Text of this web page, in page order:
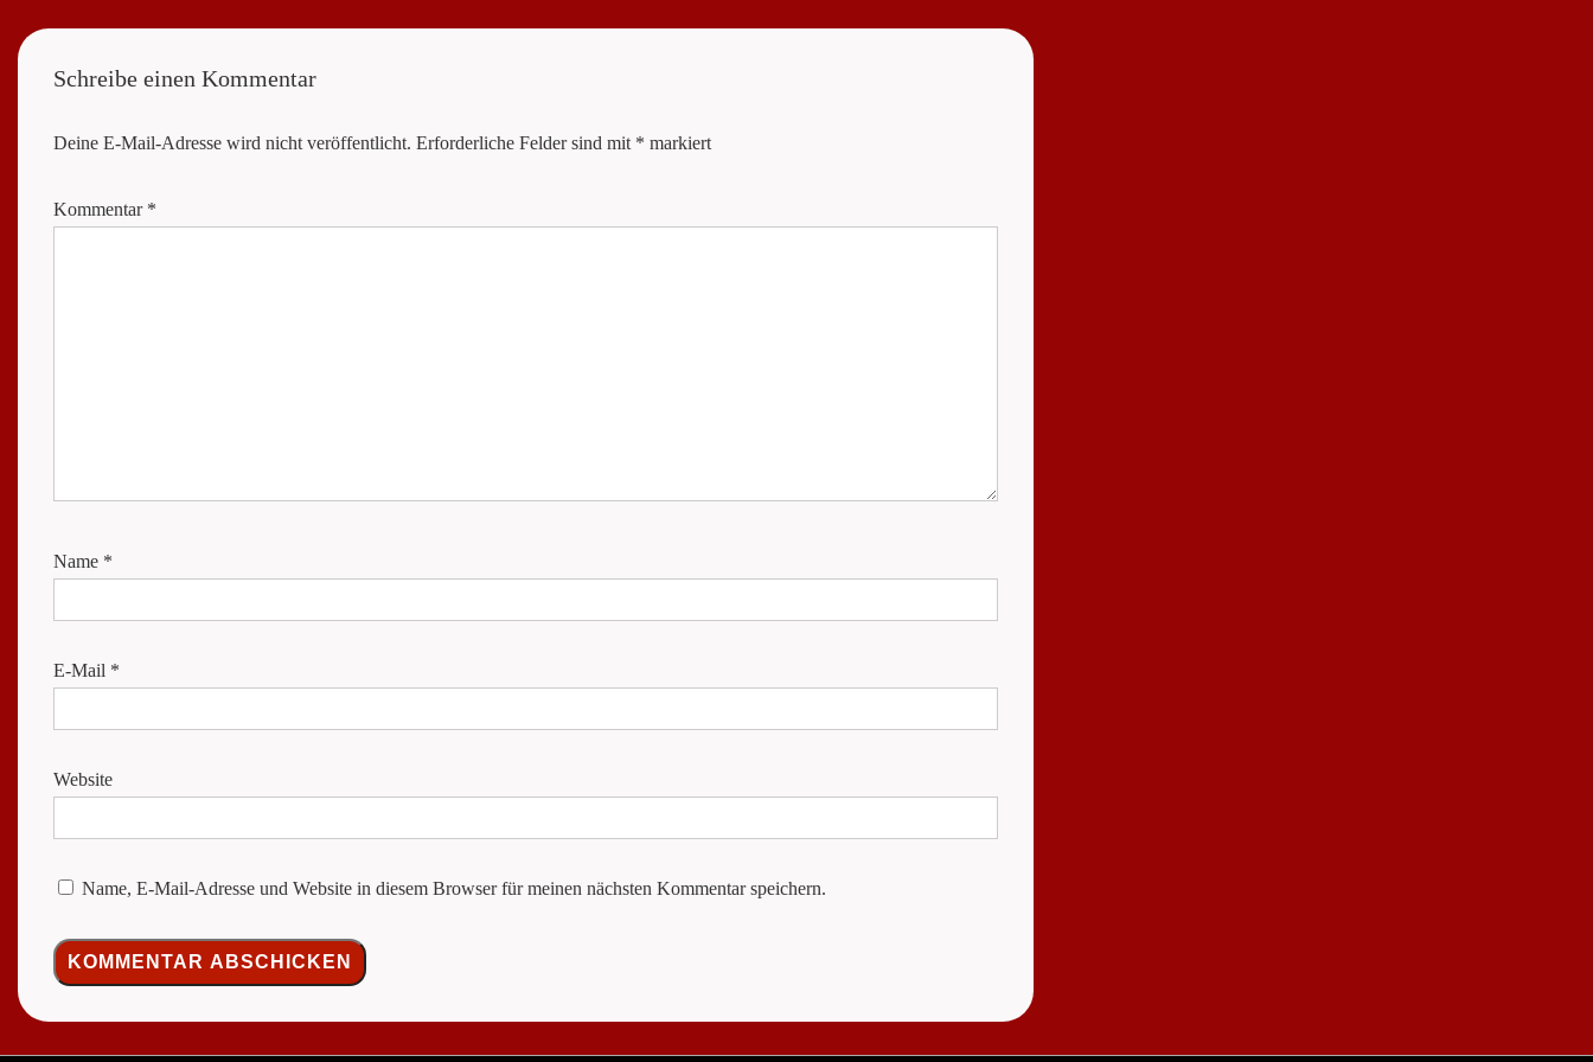
Schreibe einen Kommentar
Deine E-Mail-Adresse wird nicht veröffentlicht. Erforderliche Felder sind mit * markiert
Kommentar *
Name *
E-Mail *
Website
Name, E-Mail-Adresse und Website in diesem Browser für meinen nächsten Kommentar speichern.